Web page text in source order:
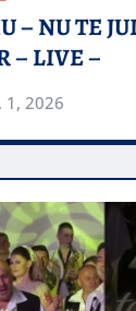
– NU TE
– LIVE –
1, 2026